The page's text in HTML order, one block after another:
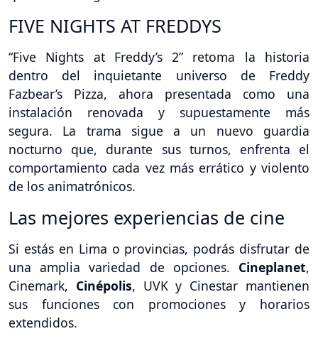
FIVE NIGHTS AT FREDDYS
“Five Nights at Freddy’s 2” retoma la historia
dentro del inquietante universo de Freddy
Fazbear’s Pizza, ahora presentada como una
instalación renovada y supuestamente más
segura. La trama sigue a un nuevo guardia
nocturno que, durante sus turnos, enfrenta el
comportamiento cada vez más errático y violento
de los animatrónicos.
Las mejores experiencias de cine
Si estás en Lima o provincias, podrás disfrutar de
una amplia variedad de opciones. Cineplanet,
Cinemark, Cinépolis, UVK y Cinestar mantienen
sus funciones con promociones y horarios
extendidos.